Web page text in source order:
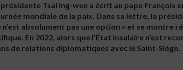
Tsai Ing-wen a écrit au pape François
mondiale de la paix. Dans sa lettre, la
absolument pas une option » et se montre
En 2022, alors que l’État insulaire n’est
de relations diplomatiques avec le Saint-Siège.